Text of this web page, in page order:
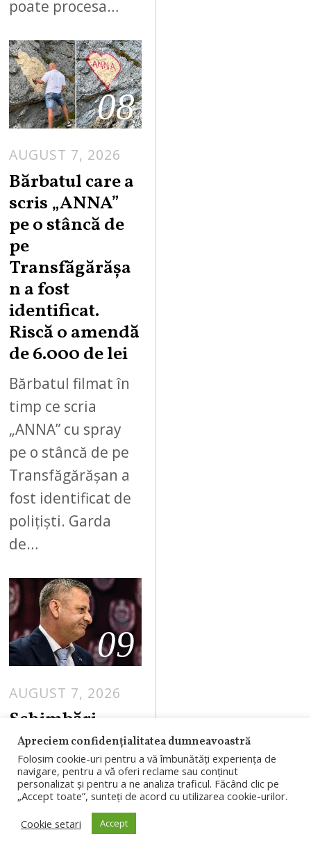
poate procesa…
08
AUGUST 7, 2026
Bărbatul care a
scris „ANNA”
pe o stâncă de
pe
Transfăgărășa
n a fost
identificat.
Riscă o amendă
de 6.000 de lei
Bărbatul filmat în
timp ce scria
„ANNA” cu spray
pe o stâncă de pe
Transfăgărășan a
fost identificat de
polițiști. Garda
de…
09
AUGUST 7, 2026
Schimbări
masive la CFR
Cluj după 0-5
cu Tromso.
Folha pleacă,
iar trei jucători
Apreciem confidențialitatea dumneavoastră
Folosim cookie-uri pentru a vă îmbunătăți experiența de
navigare, pentru a vă oferi reclame sau conținut
personalizat și pentru a ne analiza traficul. Făcând clic pe
„Accept toate”, sunteți de acord cu utilizarea cookie-urilor.
Cookie setari
Accept